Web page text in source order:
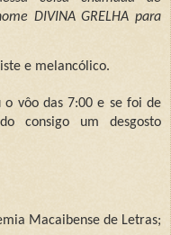
DIVINA GRELHA para
e melancólico.
o vôo das 7:00 e se foi de
consigo um desgosto
Macaibense de Letras;